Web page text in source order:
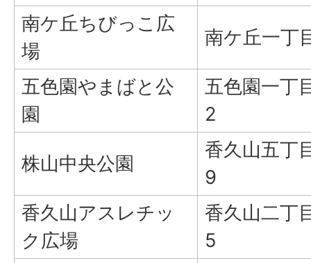
南ケ丘ちびっこ広
場
南ケ丘一丁
五色園やまばと公
園
五色園一丁
2
株山中央公園
香久山五丁
9
香久山アスレチッ
ク広場
香久山二丁
5